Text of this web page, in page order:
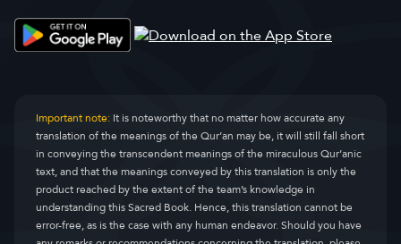
Important note:It is noteworthy that no matter how accurate any
translation of the meanings of the Qur’an may be, it will still fall short
in conveying the transcendent meanings of the miraculous Qur’anic
text, and that the meanings conveyed by this translation is only the
product reached by the extent of the team’s knowledge in
understanding this Sacred Book. Hence, this translation cannot be
error-free, as is the case with any human endeavor. Should you have